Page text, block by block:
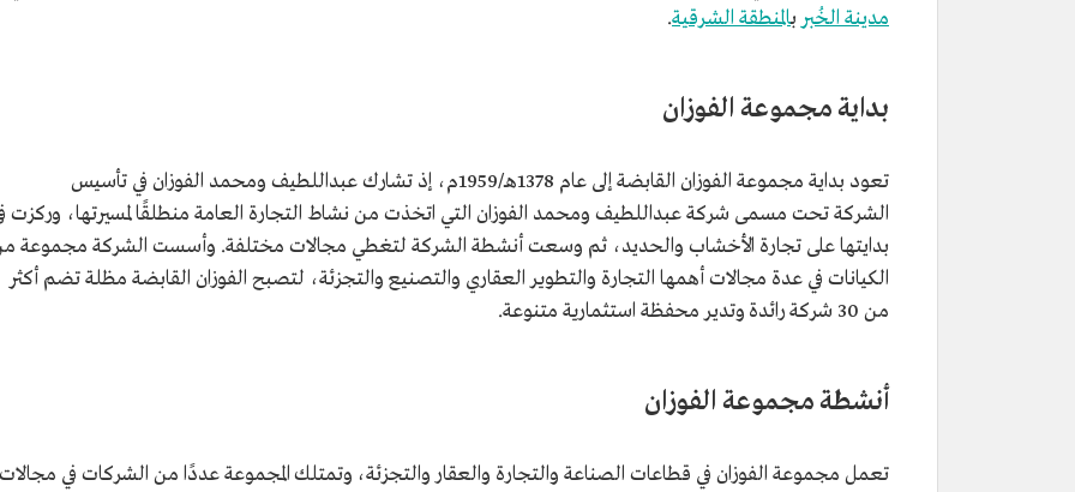
مدينة الخُبر بالمنطقة الشرقية.
بداية مجموعة الفوزان
تعود بداية مجموعة الفوزان القابضة إلى عام 1378هـ/1959م، إذ تشارك عبداللطيف ومحمد الفوزان في تأسيس
الشركة تحت مسمى شركة عبداللطيف ومحمد الفوزان التي اتخذت من نشاط التجارة العامة منطلقًا لمسيرتها، وركزت
بدايتها على تجارة الأخشاب والحديد، ثم وسعت أنشطة الشركة لتغطي مجالات مختلفة. وأسست الشركة مجموعة
الكيانات في عدة مجالات أهمها التجارة والتطوير العقاري والتصنيع والتجزئة، لتصبح الفوزان القابضة مظلة تضم أكثر
من 30 شركة رائدة وتدير محفظة استثمارية متنوعة.
أنشطة مجموعة الفوزان
تعمل مجموعة الفوزان في قطاعات الصناعة والتجارة والعقار والتجزئة، وتمتلك المجموعة عددًا من الشركات في مجالات